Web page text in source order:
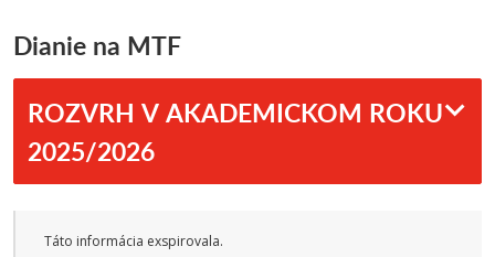
Dianie na MTF
ROZVRH V AKADEMICKOM ROKU
2025/2026
Táto informácia exspirovala.